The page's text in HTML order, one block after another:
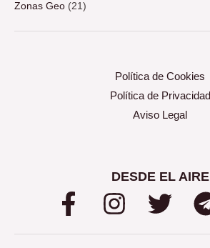
Zonas Geo (21)
Política de Cookies
Política de Privacidad
Aviso Legal
DESDE EL AIRE